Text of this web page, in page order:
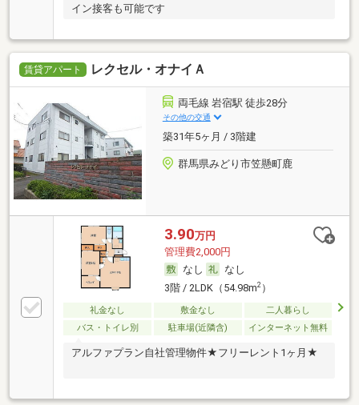
イン接客も可能です
賃貸アパート レクセル・オナイＡ
両毛線 岩宿駅 徒歩28分
その他の交通
築31年5ヶ月 / 3階建
群馬県みどり市笠懸町鹿
3.90万円
管理費2,000円
なし
なし
3階 / 2LDK（54.98m2）
礼金なし 敷金なし
二人暮らし
バス・トイレ別
駐車場(近隣含) インターネット無料
アルファプラン自社管理物件★フリーレント1ヶ月★